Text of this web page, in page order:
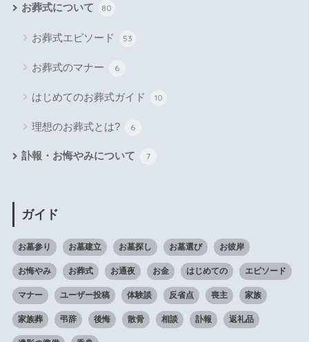
お葬式について 80
お葬式エピソード 53
お葬式のマナー 6
はじめてのお葬式ガイド 10
理想のお葬式とは? 6
訃報・お悔やみについて 7
ガイド
お墓参り お墓建立 お墓探し お墓選び お彼岸
お悔やみ お葬式 お通夜 お金 はじめての エピソード
マナー ユーザー投稿 体験談 反省点 喪主 家族
家族葬 弔辞 後悔 散骨 相談 訃報 返礼品